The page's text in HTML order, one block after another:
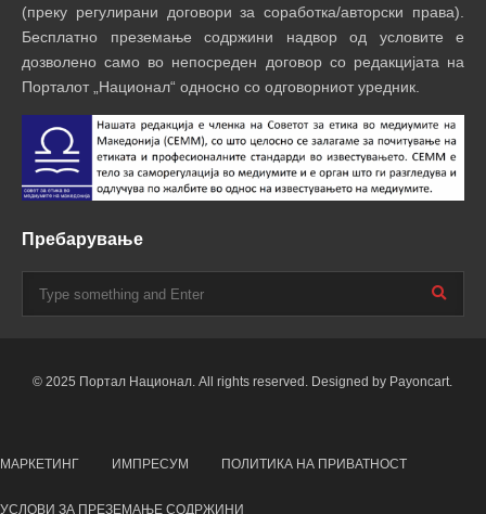
(преку регулирани договори за соработка/авторски права).
Бесплатно преземање содржини надвор од условите е
дозволено само во непосреден договор со редакцијата на
Порталот „Национал“ односно со одговорниот уредник.
Пребарување
© 2025 Портал Национал. All rights reserved. Designed by Payoncart.
МАРКЕТИНГ ИМПРЕСУМ ПОЛИТИКА НА ПРИВАТНОСТ
УСЛОВИ ЗА ПРЕЗЕМАЊЕ СОДРЖИНИ